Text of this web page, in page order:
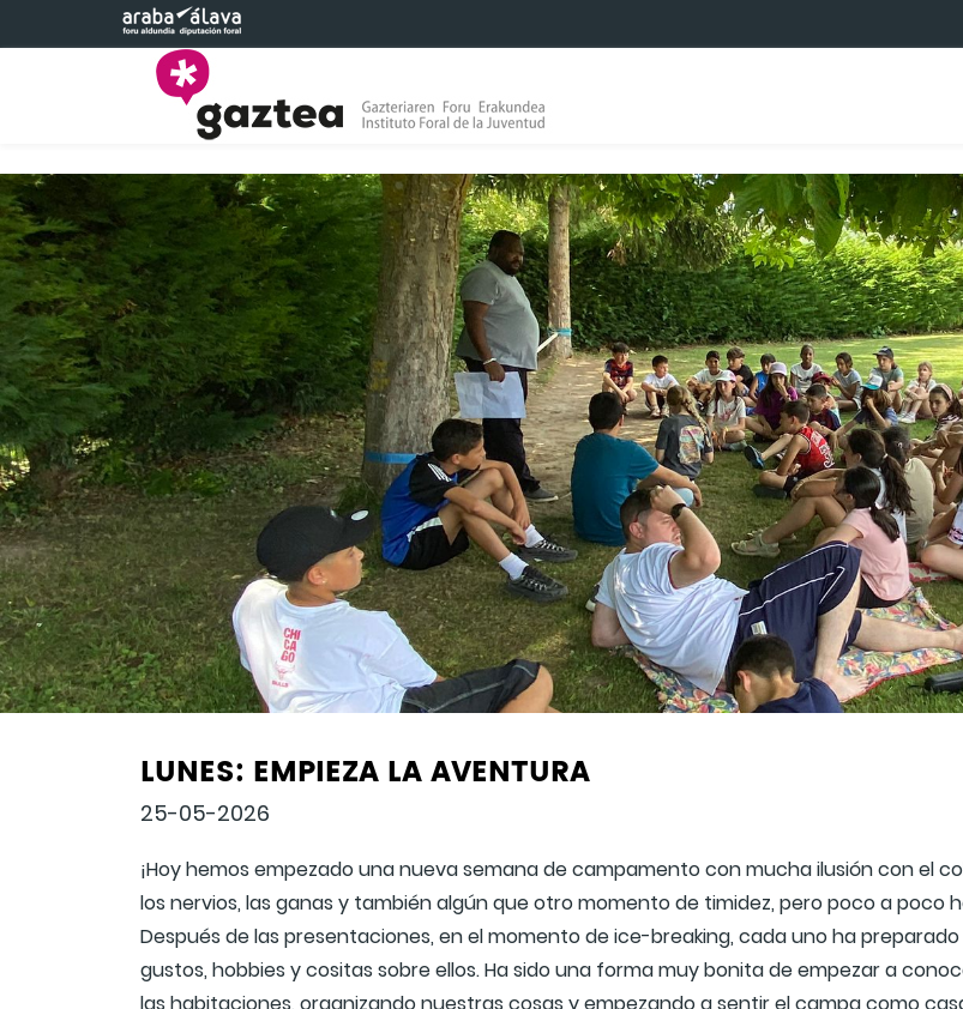
Saltar al contenido principal
LUNES: EMPIEZA LA AVENTURA
25-05-2026
¡Hoy hemos empezado una nueva semana de campamento con mucha ilusión con el
los nervios, las ganas y también algún que otro momento de timidez, pero poco a poco
Después de las presentaciones, en el momento de ice-breaking, cada uno ha
gustos, hobbies y cositas sobre ellos. Ha sido una forma muy bonita de empezar a